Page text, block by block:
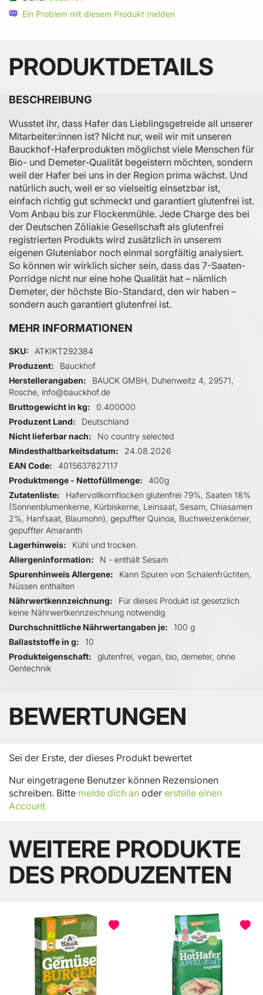
Ein Problem mit diesem Produkt melden
PRODUKTDETAILS
BESCHREIBUNG
Wusstet ihr, dass Hafer das Lieblingsgetreide all unserer
Mitarbeiter:innen ist? Nicht nur, weil wir mit unseren
Bauckhof-Haferprodukten möglichst viele Menschen für
Bio- und Demeter-Qualität begeistern möchten, sondern
weil der Hafer bei uns in der Region prima wächst. Und
natürlich auch, weil er so vielseitig einsetzbar ist,
einfach richtig gut schmeckt und garantiert glutenfrei ist.
Vom Anbau bis zur Flockenmühle. Jede Charge des bei
der Deutschen Zöliakie Gesellschaft als glutenfrei
registrierten Produkts wird zusätzlich in unserem
eigenen Glutenlabor noch einmal sorgfältig analysiert.
So können wir wirklich sicher sein, dass das 7-Saaten-
Porridge nicht nur eine hohe Qualität hat – nämlich
Demeter, der höchste Bio-Standard, den wir haben –
sondern auch garantiert glutenfrei ist.
MEHR INFORMATIONEN
Mehr Informationen
SKU
ATKIKT292384
Produzent
Bauckhof
Herstellerangaben
BAUCK GMBH, Duhenweitz 4, 29571,
Rosche, info@bauckhof.de
Bruttogewicht in kg
0.400000
Produzent Land
Deutschland
Nicht lieferbar nach
No country selected
Mindesthaltbarkeitsdatum
24.08.2026
EAN Code
4015637827117
Produktmenge - Nettofüllmenge
400g
Zutatenliste
Hafervollkornflocken glutenfrei 79%, Saaten 18%
(Sonnenblumenkerne, Kürbiskerne, Leinsaat, Sesam, Chiasamen
2%, Hanfsaat, Blaumohn), gepuffter Quinoa, Buchweizenkörner,
gepuffter Amaranth
Lagerhinweis
Kühl und trocken.
Allergeninformation
N - enthält Sesam
Spurenhinweis Allergene
Kann Spuren von Schalenfrüchten,
Nüssen enthalten
Nährwertkennzeichnung
Für dieses Produkt ist gesetzlich
keine Nährwertkennzeichnung notwendig
Durchschnittliche Nährwertangaben je
100 g
Ballaststoffe in g
10
Produkteigenschaft
glutenfrei, vegan, bio, demeter, ohne
Gentechnik
BEWERTUNGEN
Sei der Erste, der dieses Produkt bewertet
Nur eingetragene Benutzer können Rezensionen
schreiben. Bitte melde dich an oder erstelle einen
Account
WEITERE PRODUKTE
DES PRODUZENTEN